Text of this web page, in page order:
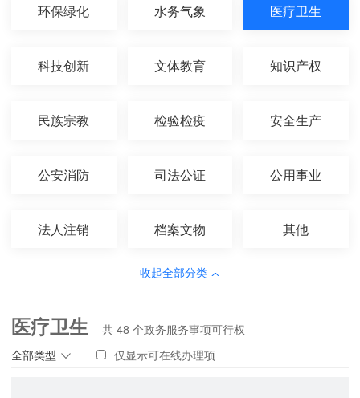
环保绿化 水务气象 医疗卫生
科技创新 文体教育 知识产权
民族宗教 检验检疫 安全生产
公安消防 司法公证 公用事业
法人注销 档案文物 其他
收起全部分类
医疗卫生
全部类型
共48 个政务服务事项可行权
仅显示可在线办理项